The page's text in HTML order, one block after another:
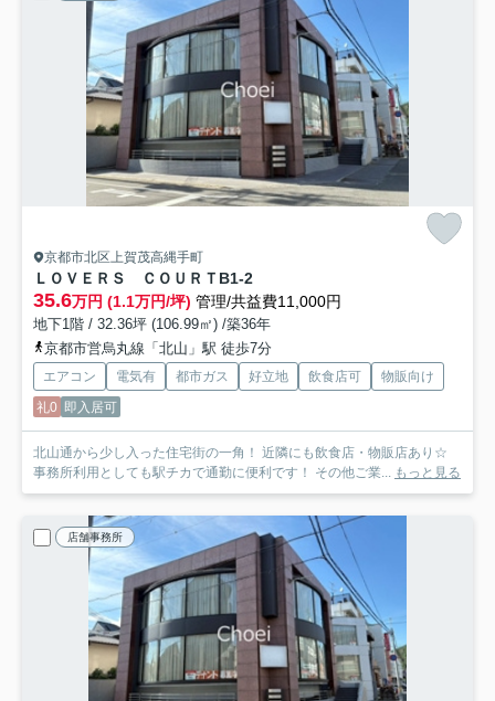
京都市北区上賀茂高縄手町
ＬＯＶＥＲＳ ＣＯＵＲＴ B1-2
35.6万円 (1.1万円/坪) 管理/共益費11,000円
地下1階 / 32.36坪 (106.99㎡) /築36年
京都市営烏丸線「北山」駅 徒歩7分
エアコン 電気有 都市ガス 好立地 飲食店可
物販向け
礼0 即入居可
北山通から少し入った住宅街の一角！ 近隣にも飲食店・物販店あり☆
事務所利用としても駅チカで通勤に便利です！ その他ご業... もっと見る
店舗事務所